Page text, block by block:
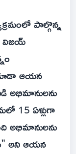
పాల్గొన్న
విజయ్
కూడా ఆయన
అభిమానులను
15 ఏళ్లుగా
అభిమానులను
అని ఆయన